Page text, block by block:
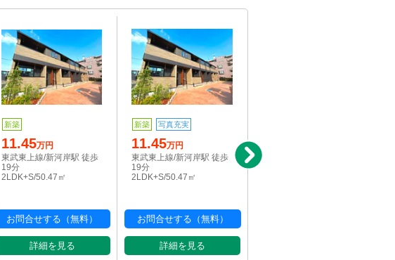
新築
11.45万円
東武東上線/新河岸駅 徒歩
19分
2LDK+S/50.47㎡
お問合せする（無料）
詳細を見る
新築 写真充実
11.45万円
東武東上線/新河岸駅 徒歩
19分
2LDK+S/50.47㎡
お問合せする（無料）
詳細を見る
東武東上線/川越駅 徒歩24